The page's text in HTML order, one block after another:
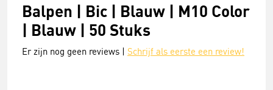
Balpen | Bic | Blauw | M10 Color
| Blauw | 50 Stuks
Er zijn nog geen reviews | Schrijf als eerste een review!